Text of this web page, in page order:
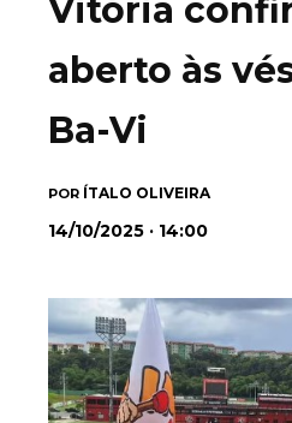
Vitória
aberto às
Ba-Vi
POR ÍTALO OLIVEIRA
14/10/2025 · 14:00